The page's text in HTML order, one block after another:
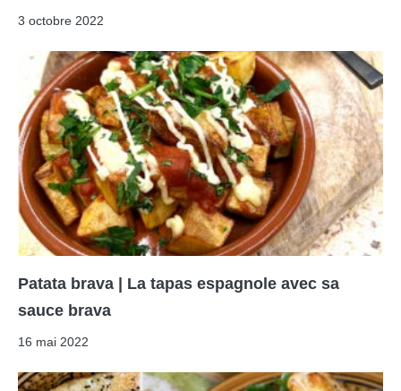
3 octobre 2022
Patata brava | La tapas espagnole avec sa
sauce brava
16 mai 2022